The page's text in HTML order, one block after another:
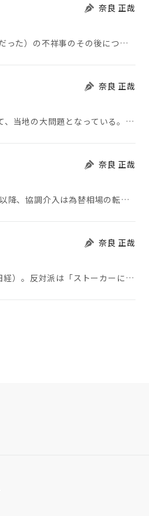
奈良 正哉
夏の甲子園が始まった。その裏側で、広陵やPLなど野球名門校（だった）の不祥事のその後について、「熱…
奈良 正哉
モロッコから地続きのスペインの飛び地へ不法移民が急増していて、当地の大問題となっている。「海を泳い…
奈良 正哉
日米が協調介入に踏み切った。円は急騰している。 プラザ合意以降、協調介入は為替相場の転機になって…
奈良 正哉
ストーカーにGPSを着けさせることが議論されている（7月29日日経）。反対派は「ストーカーにも人権…